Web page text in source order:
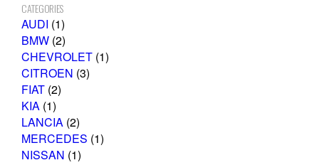
CATEGORIES
AUDI 11
p
r
o
i
t
BMW 22
p
r
u
i
t
CHEVROLET 11
CITROEN 33
d
FIAT 22
r
o
d
KIA 11
p
r
o
LANCIA 22
p
r
MERCEDES 11
NISSAN 11